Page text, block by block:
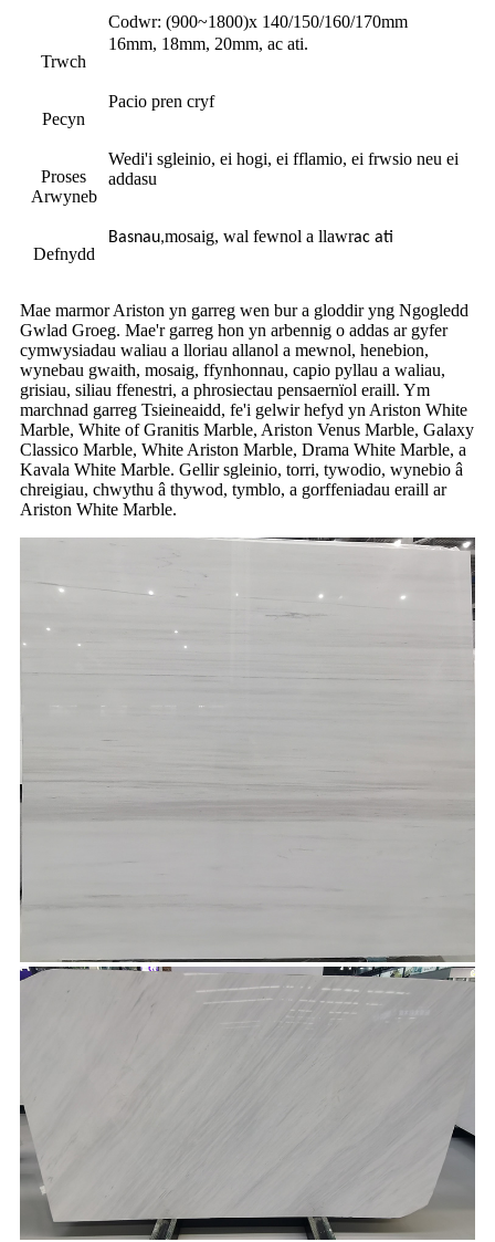
Codwr: (900~1800)x 140/150/160/170mm
Trwch
16mm, 18mm, 20mm, ac ati.
Pecyn
Pacio pren cryf
Proses
Arwyneb
Wedi'i sgleinio, ei hogi, ei fflamio, ei frwsio neu ei
addasu
Defnydd
Basnau,mosaig, wal fewnol a llawrac ati
Mae marmor Ariston yn garreg wen bur a gloddir yng Ngogledd
Gwlad Groeg. Mae'r garreg hon yn arbennig o addas ar gyfer
cymwysiadau waliau a lloriau allanol a mewnol, henebion,
wynebau gwaith, mosaig, ffynhonnau, capio pyllau a waliau,
grisiau, siliau ffenestri, a phrosiectau pensaernïol eraill. Ym
marchnad garreg Tsieineaidd, fe'i gelwir hefyd yn Ariston White
Marble, White of Granitis Marble, Ariston Venus Marble, Galaxy
Classico Marble, White Ariston Marble, Drama White Marble, a
Kavala White Marble. Gellir sgleinio, torri, tywodio, wynebio â
chreigiau, chwythu â thywod, tymblo, a gorffeniadau eraill ar
Ariston White Marble.